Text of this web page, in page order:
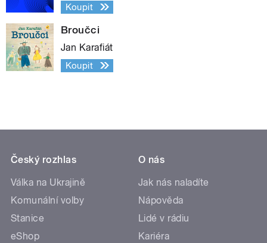
Koupit
Broučci
Jan Karafiát
Koupit
Český rozhlas
Válka na Ukrajině
Komunální volby
Stanice
eShop
O nás
Jak nás naladíte
Nápověda
Lidé v rádiu
Kariéra